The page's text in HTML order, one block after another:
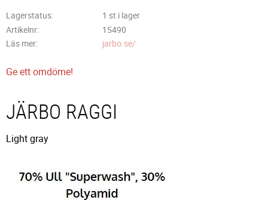
Lagerstatus
1 st i lager
Artikelnr
15490
Läs mer
jarbo.se/
Ge ett omdöme!
JÄRBO RAGGI
Light gray